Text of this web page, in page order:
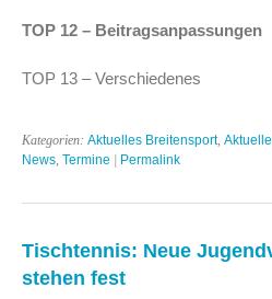
TOP 12 – Beitragsanpassungen
TOP 13 – Verschiedenes
Kategorien: Aktuelles Breitensport,
News Termine | Permalink
Tischtennis: Neue
stehen fest